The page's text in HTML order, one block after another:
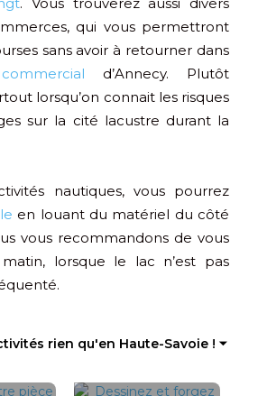
qui vous permettront
sans avoir à retourner dans
d’Annecy. Plutôt
lorsqu’on connait les risques
sur la cité lacustre durant la
nautiques, vous pourrez
en louant du matériel du côté
vous recommandons de vous
lorsque le lac n’est pas
rien qu'en Haute-Savoie ! ⏷